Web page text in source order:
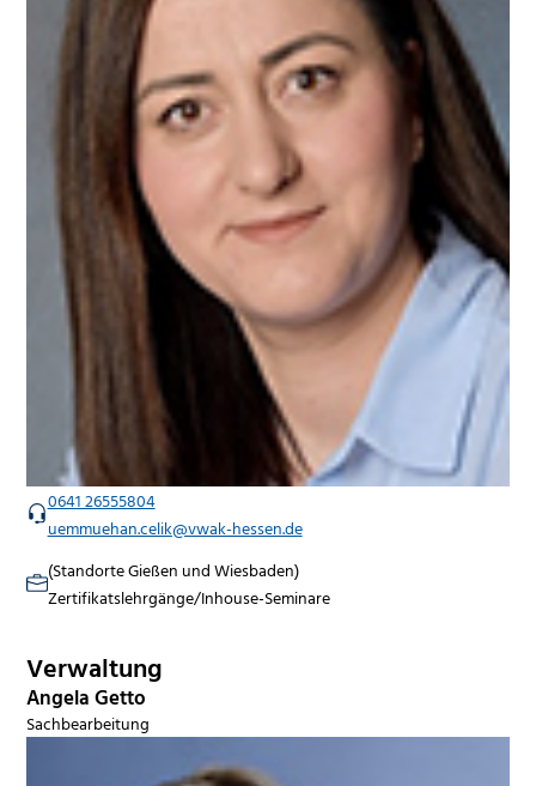
0641 26555804
uemmuehan.celik@vwak-hessen.de
(Standorte Gießen und Wiesbaden)
Zertifikatslehrgänge/Inhouse-Seminare
Verwaltung
Angela Getto
Sachbearbeitung